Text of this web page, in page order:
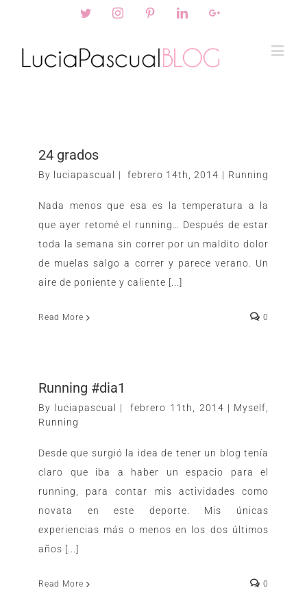
TwitterInstagramPinterestLinkedinGoogleplus
24 grados
By luciapascual | febrero 14th, 2014 | Running
Nada menos que esa es la temperatura a la
que ayer retomé el running… Después de estar
toda la semana sin correr por un maldito dolor
de muelas salgo a correr y parece verano. Un
aire de poniente y caliente [...]
Read More 0
Running #dia1
By luciapascual | febrero 11th, 2014 | Myself
Running
Desde que surgió la idea de tener un blog tenía
claro que iba a haber un espacio para el
running, para contar mis actividades como
novata en este deporte. Mis únicas
experiencias más o menos en los dos últimos
años [...]
Read More 0